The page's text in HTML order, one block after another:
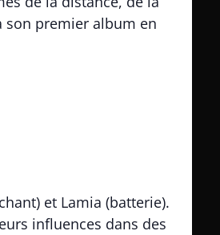
son premier album en
et Lamia (batterie).
influences dans des